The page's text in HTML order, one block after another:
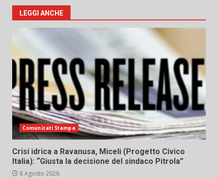
LEGGI ANCHE
Comunicati Stampa
Crisi idrica a Ravanusa, Miceli (Progetto Civico
Italia): “Giusta la decisione del sindaco Pitrola”
8 Agosto 2026